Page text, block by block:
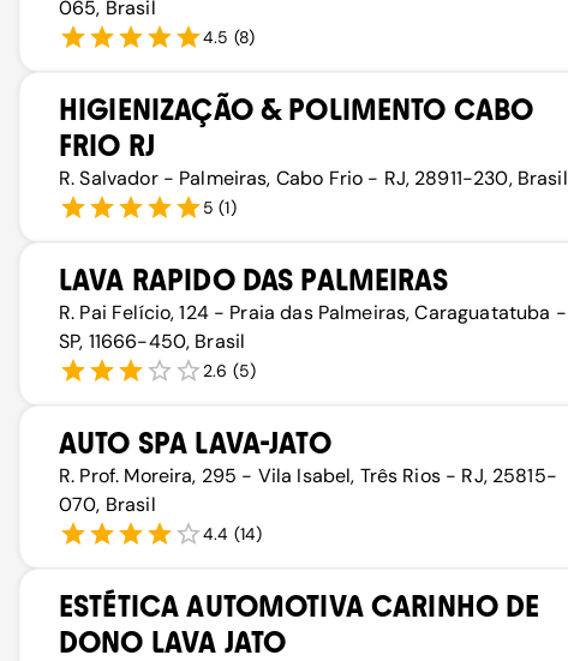
065, Brasil
4.5 (8)
HIGIENIZAÇÃO & POLIMENTO CABO
FRIO RJ
R. Salvador - Palmeiras, Cabo Frio - RJ, 28911-230, Brasil
5 (1)
LAVA RAPIDO DAS PALMEIRAS
R. Pai Felício, 124 - Praia das Palmeiras, Caraguatatuba -
SP, 11666-450, Brasil
2.6 (5)
AUTO SPA LAVA-JATO
R. Prof. Moreira, 295 - Vila Isabel, Três Rios - RJ, 25815-
070, Brasil
4.4 (14)
ESTÉTICA AUTOMOTIVA CARINHO DE
DONO LAVA JATO